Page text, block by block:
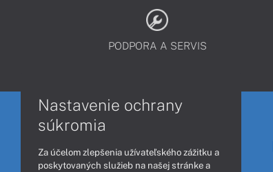
PODPORA A SERVIS
Nastavenie ochrany
súkromia
Za účelom zlepšenia užívateľského zážitku a
poskytovaných služieb na našej stránke a